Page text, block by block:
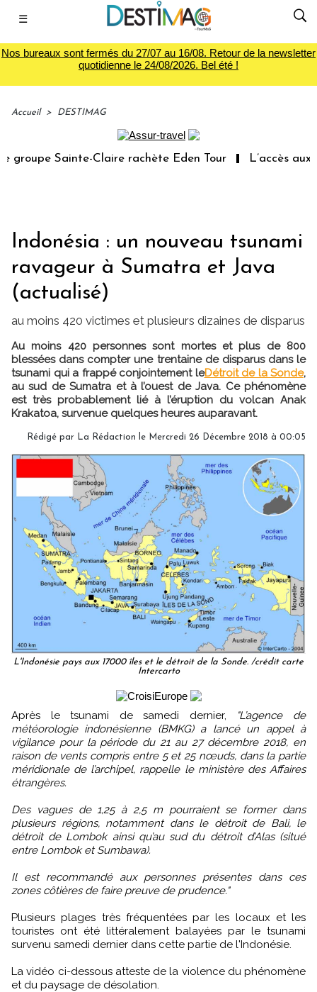
☰
Nos bureaux sont fermés du 27/07 au 16/08. Retour de la newsletter
quotidienne le 24/08/2026. Bel été !
Accueil > DESTIMAG
Sainte-Claire rachète Eden Tour L’accès aux
Indonésia : un nouveau tsunami
ravageur à Sumatra et Java
(actualisé)
au moins 420 victimes et plusieurs dizaines de disparus
Au moins 420 personnes sont mortes et plus de 800
blessées dans compter une trentaine de disparus dans le
tsunami qui a frappé conjointement leDétroit de la Sonde,
au sud de Sumatra et à l’ouest de Java. Ce phénomène
est très probablement lié à l’éruption du volcan Anak
Krakatoa, survenue quelques heures auparavant.
Rédigé par La Rédaction le Mercredi 26 Décembre 2018 à 00:05
L'Indonésie pays aux 17000 îles et le détroit de la Sonde. /crédit carte
Intercarto
Après le tsunami de samedi dernier,
"L’agence de
météorologie indonésienne (BMKG) a lancé un appel à
vigilance pour la période du 21 au 27 décembre 2018, en
raison de vents compris entre 5 et 25 nœuds, dans la partie
méridionale de l’archipel, rappelle le ministère des Affaires
étrangères.
Des vagues de 1,25 à 2,5 m pourraient se former dans
plusieurs régions, notamment dans le détroit de Bali, le
détroit de Lombok ainsi qu’au sud du détroit d’Alas (situé
entre Lombok et Sumbawa).
Il est recommandé aux personnes présentes dans ces
zones côtières de faire preuve de prudence."
Plusieurs plages très fréquentées par les locaux et les
touristes ont été littéralement balayées par le tsunami
survenu samedi dernier dans cette partie de l'Indonésie.
La vidéo ci-dessous atteste de la violence du phénomène
et du paysage de désolation.